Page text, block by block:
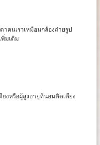
าคนเราเหมือนกล้องถ่ายรูป
พิ่มเติม
งหรือผู้สูงอายุที่นอนติดเตียง